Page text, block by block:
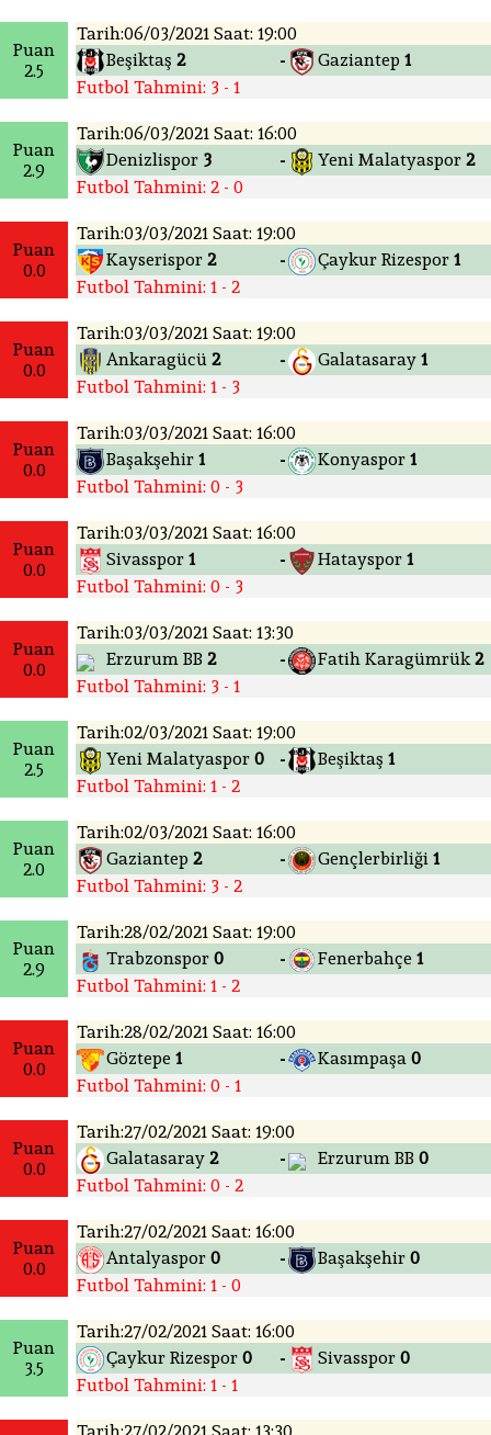
Puan
2.5
Tarih:06/03/2021 Saat: 19:00
Beşiktaş 2 - Gaziantep 1
Futbol Tahmini: 3 - 1
Puan
2.9
Tarih:06/03/2021 Saat: 16:00
Denizlispor 3 - Yeni Malatyaspor 2
Futbol Tahmini: 2 - 0
Puan
0.0
Tarih:03/03/2021 Saat: 19:00
Kayserispor 2 - Çaykur Rizespor 1
Futbol Tahmini: 1 - 2
Puan
0.0
Tarih:03/03/2021 Saat: 19:00
Ankaragücü 2 - Galatasaray 1
Futbol Tahmini: 1 - 3
Puan
0.0
Tarih:03/03/2021 Saat: 16:00
Başakşehir 1 - Konyaspor 1
Futbol Tahmini: 0 - 3
Puan
0.0
Tarih:03/03/2021 Saat: 16:00
Sivasspor 1 - Hatayspor 1
Futbol Tahmini: 0 - 3
Puan
0.0
Tarih:03/03/2021 Saat: 13:30
Erzurum BB 2 - Fatih Karagümrük 2
Futbol Tahmini: 3 - 1
Puan
2.5
Tarih:02/03/2021 Saat: 19:00
Yeni Malatyaspor 0 - Beşiktaş 1
Futbol Tahmini: 1 - 2
Puan
2.0
Tarih:02/03/2021 Saat: 16:00
Gaziantep 2 - Gençlerbirliği 1
Futbol Tahmini: 3 - 2
Puan
2.9
Tarih:28/02/2021 Saat: 19:00
Trabzonspor 0 - Fenerbahçe 1
Futbol Tahmini: 1 - 2
Puan
0.0
Tarih:28/02/2021 Saat: 16:00
Göztepe 1 - Kasımpaşa 0
Futbol Tahmini: 0 - 1
Puan
0.0
Tarih:27/02/2021 Saat: 19:00
Galatasaray 2 - Erzurum BB 0
Futbol Tahmini: 0 - 2
Puan
0.0
Tarih:27/02/2021 Saat: 16:00
Antalyaspor 0 - Başakşehir 0
Futbol Tahmini: 1 - 0
Puan
3.5
Tarih:27/02/2021 Saat: 16:00
Çaykur Rizespor 0 - Sivasspor 0
Futbol Tahmini: 1 - 1